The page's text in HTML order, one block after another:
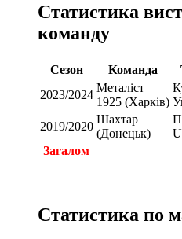
Статистика
команду
Сезон Команда
2023/2024
Металіст
1925 (Харків)
2019/2020
Шахтар
(Донецьк)
Загалом
Статистика по